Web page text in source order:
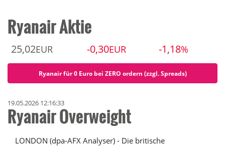
Ryanair Aktie
25,02EUR -0,30EUR -1,18%
Ryanair für 0 Euro bei ZERO ordern (zzgl. Spreads)
19.05.2026 12:16:33
Ryanair Overweight
LONDON (dpa-AFX Analyser) - Die britische